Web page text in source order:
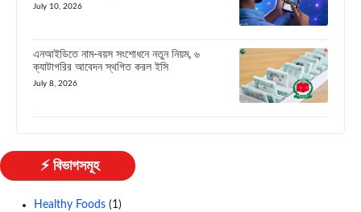
July 10, 2026
এনআইডিতে নাম-বয়স সংশোধনে নতুন নিয়ম, ৬
ক্যাটাগরির আবেদন স্থগিত করল ইসি
July 8, 2026
⚡ বিভাগসমূহ
Healthy Foods (1)